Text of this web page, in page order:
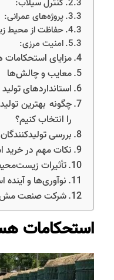
پروژه‌های عمرانی:
حفاظت از محیط
امنیت مرزی:
مزایای
معایب و چالش‌ها
استانداردهای
چگونه بهترین
را انتخاب کنیم؟
بررسی تولیدکنندگان
نکات مهم در
تأثیرات
نوآوری‌ها و
شرکت صنعت مش و
استحکامات